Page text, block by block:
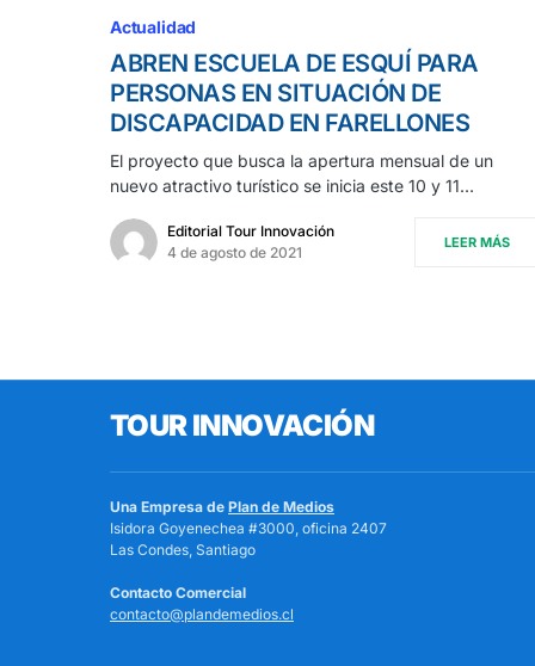
Actualidad
ABREN ESCUELA DE ESQUÍ PARA
PERSONAS EN SITUACIÓN DE
DISCAPACIDAD EN FARELLONES
El proyecto que busca la apertura mensual de un
nuevo atractivo turístico se inicia este 10 y 11…
Editorial Tour Innovación
4 de agosto de 2021
LEER MÁS
TOUR INNOVACIÓN
Una Empresa de Plan de Medios
Isidora Goyenechea #3000, oficina 2407
Las Condes, Santiago
Contacto Comercial
contacto@plandemedios.cl